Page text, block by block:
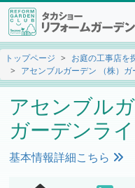
トップページ お庭の工事店を
アセンブルガーデン （株）
アセンブル
ガーデンラ
基本情報詳細こちら